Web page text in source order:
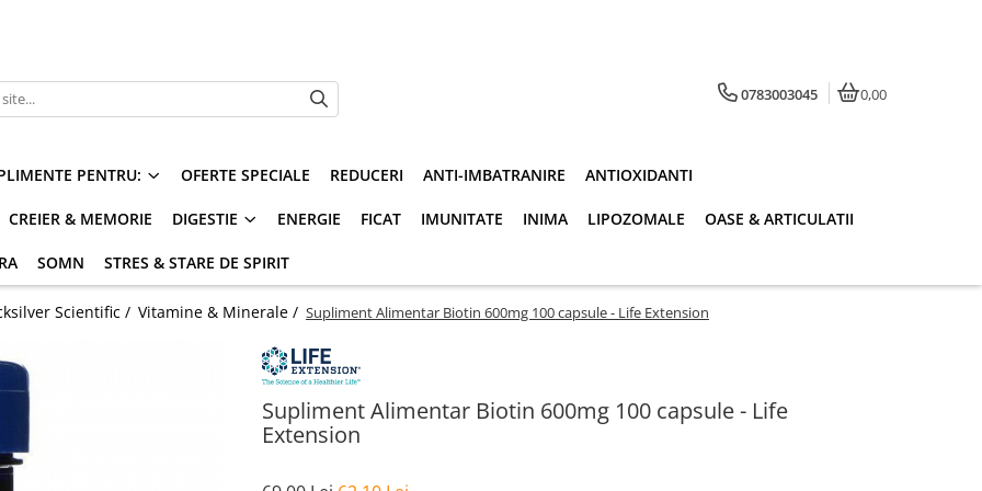
0783003045 0,00
PENTRU: OFERTE SPECIALE REDUCERI ANTI-IMBATRANIRE ANTIOXIDANTI
CREIER & MEMORIE DIGESTIE ENERGIE FICAT IMUNITATE INIMA LIPOZOMALE OASE & ARTICULATII
SOMN STRES & STARE DE SPIRIT
Scientific / Vitamine & Minerale / Supliment Alimentar Biotin 600mg 100 capsule - Life Extension
Supliment Alimentar Biotin 600mg 100 capsule - Life
Extension